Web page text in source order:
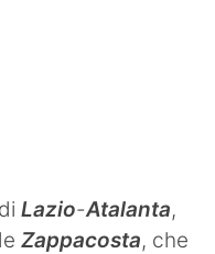
Lazio-Atalanta,
Zappacosta, che